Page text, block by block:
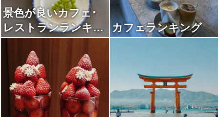
景色が良いカフェ･
レストランランキン
グ
カフェランキング